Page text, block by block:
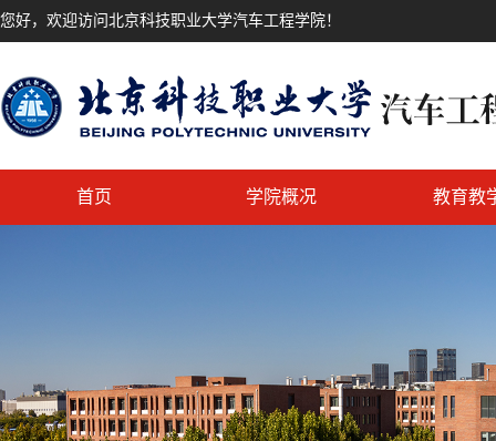
您好，欢迎访问北京科技职业大学汽车工程学院！
首页 学院概况 教育教